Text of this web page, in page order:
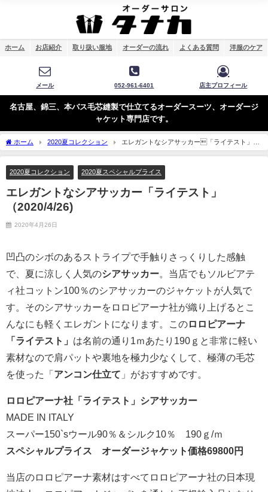
ホーム お店紹介 取り扱い服地 オーダーの流れ よくある質問 洋服のケア
メール 052-961-6401 店主プロフィール
名古屋、錦三、本バス毛芯縫製で仕立てるオーダースーツ、オーダージ
ャケット専門店です。
ホーム 2020夏コレクション
エレガントなシアサッカー「ライテスト」
（2020/4/26)
2020夏コレクション 2020夏スペシャルプライス
エレガントなシアサッカー「ライテスト」
（2020/4/26)
2020年4月26日
凹凸のシボのあるストライプで手触りさっくりした感触
で、夏に涼しく人気のシアサッカー。当店でもソルビアテ
ィ社コットン100％のシアサッカーのジャケットが人気で
す。そのシアサッカーをロロピアーナ社が織り上げるとこ
んなにも軽くエレガントになります。このロロピアーナ
「ライテスト」 は名前の通り1ｍあたり190ｇと非常に軽い
素材なので肩パットや裏地を極力少なくして、極薄の毛芯
を使った「 アンコン仕立て 」がおすすめです。
ロロピアーナ社「ライテスト」シアサッカー
MADE IN ITALY
スーパー150`sウール90％＆シルク10％ 190ｇ/ｍ
スペシャルプライス オーダージャケット価格69800円
当店のロロピアーナ素材はすべてロロピアーナ社の日本現